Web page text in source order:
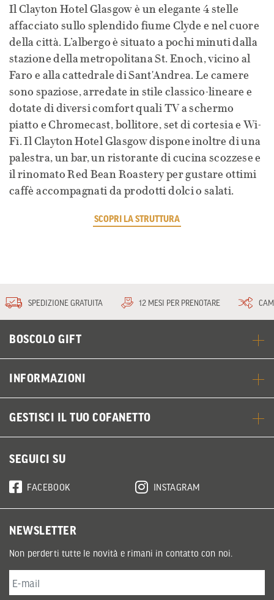
Il Clayton Hotel Glasgow è un elegante 4 stelle
affacciato sullo splendido fiume Clyde e nel cuore
della città. L’albergo è situato a pochi minuti dalla
stazione della metropolitana St. Enoch, vicino al
Faro e alla cattedrale di Sant'Andrea. Le camere
sono spaziose, arredate in stile classico-lineare e
dotate di diversi comfort quali TV a schermo
piatto e Chromecast, bollitore, set di cortesia e Wi-
Fi. Il Clayton Hotel Glasgow dispone inoltre di una
palestra, un bar, un ristorante di cucina scozzese e
il rinomato Red Bean Roastery per gustare ottimi
caffè accompagnati da prodotti dolci o salati.
SCOPRI LA STRUTTURA
SPEDIZIONE GRATUITA 12 MESI PER PRENOTARE
BOSCOLO GIFT
INFORMAZIONI
GESTISCI IL TUO COFANETTO
SEGUICI SU
FACEBOOK INSTAGRAM
NEWSLETTER
Non perderti tutte le novità e rimani in contatto con noi.